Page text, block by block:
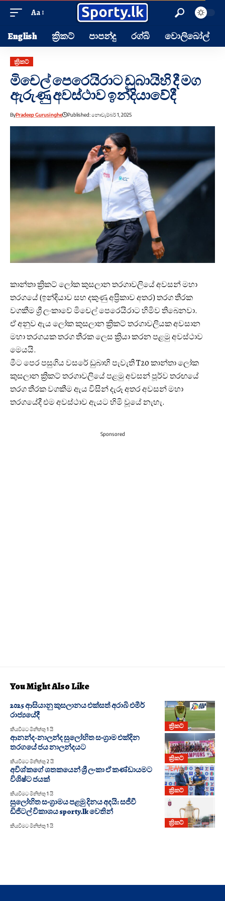
Aa
English ක්‍රිකට් පාපන්දු රග්බි වොලිබෝල්
ක්‍රිකට්
මිචෙල් පෙරෙයිරාට ඩුබායිහි දී මග
ඇරුණු අවස්ථාව ඉන්දියාවේදී
ByPradeep Gurusinghe Published: නොවැම්බර් 1, 2025
කාන්තා ක්‍රිකට් ලෝක කුසලාන තරගාවලියේ අවසන් මහා
තරගයේ (ඉන්දියාව සහ දකුණු අප්‍රිකාව අතර) තරග තීරක
වගකීම ශ්‍රී ලංකාවේ මිචෙල් පෙරෙයිරාට හිමිව තිබෙනවා.
ඒ අනුව ඇය ලෝක කුසලාන ක්‍රිකට් තරගාවලියක අවසාන
මහා තරගයක තරග තීරක ලෙස ක්‍රියා කරන පළමු අවස්ථාව
මෙයයි.
මීට පෙර පසුගිය වසරේ ඩුබාහි පැවැති T20 කාන්තා ලෝක
කුසලාන ක්‍රිකට් තරගාවලියේ පළමු අවසන් පූර්ව තරඟයේ
තරග තීරක වගකීම ඇය විසින් දැරූ අතර අවසන් මහා
තරගයේදී එම අවස්ථාව ඇයට හිමි වූයේ නැහැ.
Sponsored
You Might Also Like
ක්‍රිකට්
2025 ආසියානු කුසලානය එක්සත් අරාබි එමීර්
රාජ්‍යයේදී
කියවීමට මිනිත්තු 1 යි
ක්‍රිකට්
ආනන්ද-නාලන්ද සුලෝහිත සංග්‍රාම එක්දින
තරගයේ ජය නාලන්දයට
කියවීමට මිනිත්තු 2 යි
ක්‍රිකට්
අවිශ්කගේ ශතකයෙන් ශ්‍රී ලංකා ඒ කණ්ඩායමට
විශිෂ්ට ජයක්
කියවීමට මිනිත්තු 1 යි
ක්‍රිකට්
සුලෝහිත සංග්‍රාමය පළමු දිනය අදයි: සජීවී
ඩිජිටල් විකාශය sporty.lk වෙතින්
කියවීමට මිනිත්තු 1 යි